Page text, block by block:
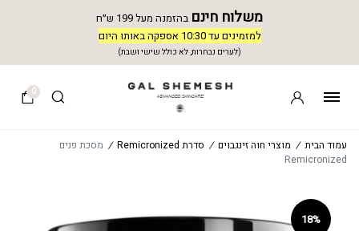
משלוח חינם בהזמנה מעל 199 ש״ח
למזמינים עד 10:30 אספקה באותו היום
(לערים נבחרות, לא כולל שישי ושבת)
0
עמוד הבית / מוצרי חוה זינגבוים / סדרת Remicronized / מסכת פנים
Remicronized
18%